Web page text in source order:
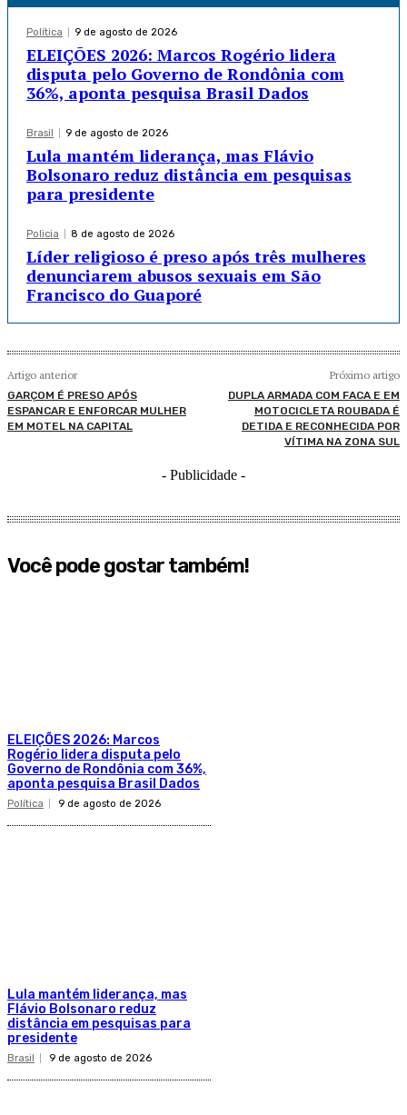
Política 9 de agosto de 2026
ELEIÇÕES 2026: Marcos Rogério lidera
disputa pelo Governo de Rondônia com
36%, aponta pesquisa Brasil Dados
Brasil 9 de agosto de 2026
Lula mantém liderança, mas Flávio
Bolsonaro reduz distância em pesquisas
para presidente
Policia 8 de agosto de 2026
Líder religioso é preso após três mulheres
denunciarem abusos sexuais em São
Francisco do Guaporé
Artigo anterior
GARÇOM É PRESO APÓS
ESPANCAR E ENFORCAR MULHER
EM MOTEL NA CAPITAL
Próximo artigo
DUPLA ARMADA COM FACA E EM
MOTOCICLETA ROUBADA É
DETIDA E RECONHECIDA POR
VÍTIMA NA ZONA SUL
- Publicidade -
Você pode gostar também!
ELEIÇÕES 2026: Marcos
Rogério lidera disputa pelo
Governo de Rondônia com 36%,
aponta pesquisa Brasil Dados
Política 9 de agosto de 2026
Lula mantém liderança, mas
Flávio Bolsonaro reduz
distância em pesquisas para
presidente
Brasil 9 de agosto de 2026